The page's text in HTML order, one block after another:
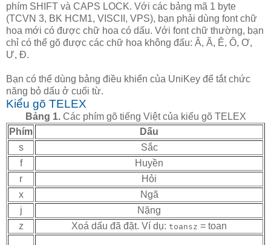
phím SHIFT và CAPS LOCK. Với các bảng mã 1 byte
(TCVN 3, BK HCM1, VISCII, VPS), bạn phải dùng font chữ
hoa mới có được chữ hoa có dấu. Với font chữ thường, bạn
chỉ có thể gõ được các chữ hoa không đấu: Â, Ă, Ê, Ô, Ơ,
Ư, Đ.
Bạn có thể dùng bảng điều khiển của UniKey để tắt chức
năng bỏ dấu ở cuối từ.
Kiểu gõ TELEX
Bảng 1. Các phím gõ tiếng Việt của kiểu gõ TELEX
Phím
Dấu
s
Sắc
f
Huyền
r
Hỏi
x
Ngã
j
Nặng
z
Xoá dấu đã đặt. Ví dụ: toansz = toan